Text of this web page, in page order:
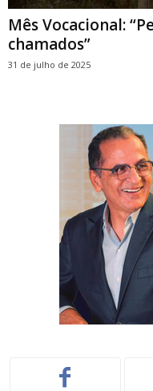
Mês Vocacional:
chamados”
31 de julho de 2025